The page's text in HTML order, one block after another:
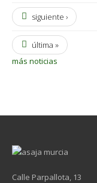
siguiente ›
última »
más noticias
Calle Parpallota, 13